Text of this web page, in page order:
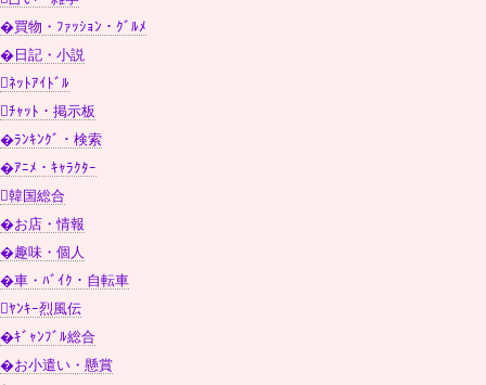
�買物・ﾌｧｯｼｮﾝ・ｸﾞﾙﾒ
�日記・小説
ﾈｯﾄｱｲﾄﾞﾙ
ﾁｬｯﾄ・掲示板
�ﾗﾝｷﾝｸﾞ・検索
�ｱﾆﾒ・ｷｬﾗｸﾀｰ
韓国総合
�お店・情報
�趣味・個人
�車・ﾊﾞｲｸ・自転車
ﾔﾝｷｰ烈風伝
�ｷﾞｬﾝﾌﾞﾙ総合
�お小遣い・懸賞